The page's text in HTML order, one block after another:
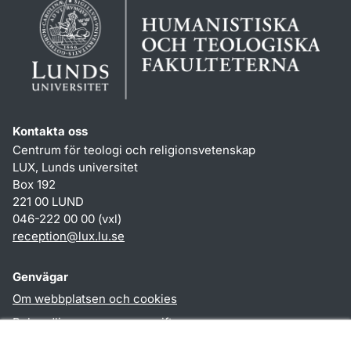
Kontakta oss
Centrum för teologi och religionsvetenskap
LUX, Lunds universitet
Box 192
221 00 LUND
046-222 00 00 (vxl)
reception@lux.lu.se
Genvägar
Om webbplatsen och cookies
Behandling av personuppgifter